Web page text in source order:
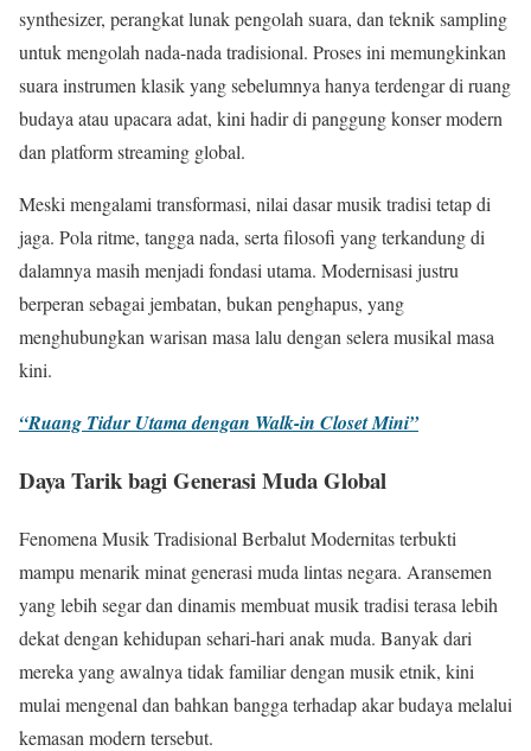
synthesizer, perangkat lunak pengolah suara, dan teknik sampling
untuk mengolah nada-nada tradisional. Proses ini memungkinkan
suara instrumen klasik yang sebelumnya hanya terdengar di ruang
budaya atau upacara adat, kini hadir di panggung konser modern
dan platform streaming global.
Meski mengalami transformasi, nilai dasar musik tradisi tetap di
jaga. Pola ritme, tangga nada, serta filosofi yang terkandung di
dalamnya masih menjadi fondasi utama. Modernisasi justru
berperan sebagai jembatan, bukan penghapus, yang
menghubungkan warisan masa lalu dengan selera musikal masa
kini.
“Ruang Tidur Utama dengan Walk-in Closet Mini”
Daya Tarik bagi Generasi Muda Global
Fenomena Musik Tradisional Berbalut Modernitas terbukti
mampu menarik minat generasi muda lintas negara. Aransemen
yang lebih segar dan dinamis membuat musik tradisi terasa lebih
dekat dengan kehidupan sehari-hari anak muda. Banyak dari
mereka yang awalnya tidak familiar dengan musik etnik, kini
mulai mengenal dan bahkan bangga terhadap akar budaya melalui
kemasan modern tersebut.